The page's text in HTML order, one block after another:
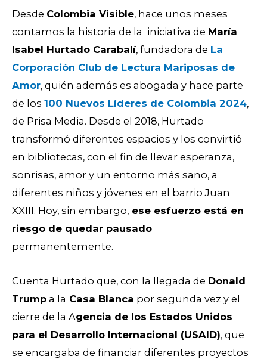
Desde Colombia Visible, hace unos meses
contamos la historia de la iniciativa de María
Isabel Hurtado Carabalí, fundadora de La
Corporación Club de Lectura Mariposas de
Amor, quién además es abogada y hace parte
de los 100 Nuevos Líderes de Colombia 2024,
de Prisa Media. Desde el 2018, Hurtado
transformó diferentes espacios y los convirtió
en bibliotecas, con el fin de llevar esperanza,
sonrisas, amor y un entorno más sano, a
diferentes niños y jóvenes en el barrio Juan
XXIII. Hoy, sin embargo, ese esfuerzo está en
riesgo de quedar pausado
permanentemente.
Cuenta Hurtado que, con la llegada de Donald
Trump a la Casa Blanca por segunda vez y el
cierre de la Agencia de los Estados Unidos
para el Desarrollo Internacional (USAID), que
se encargaba de financiar diferentes proyectos